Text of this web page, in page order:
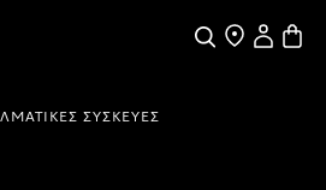
Αναζήτηση
Εύρεση
Ο
ΣΥΣΚΕΥΈΣ